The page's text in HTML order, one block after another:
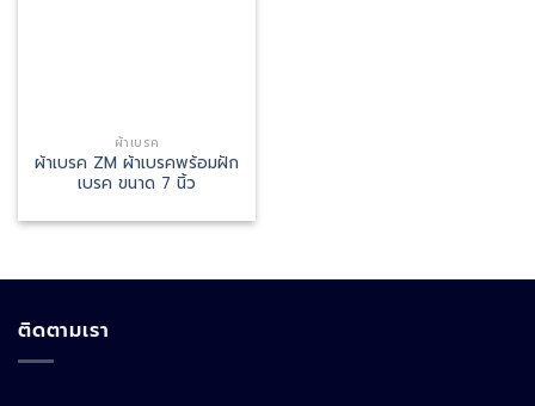
ผ้าเบรค
ผ้าเบรค ZM ผ้าเบรคพร้อมฝัก
เบรค ขนาด 7 นิ้ว
ติดตามเรา